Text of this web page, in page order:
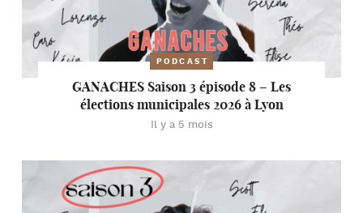
PODCAST
GANACHES Saison 3 épisode 8 – Les
élections municipales 2026 à Lyon
Il y a 5 mois